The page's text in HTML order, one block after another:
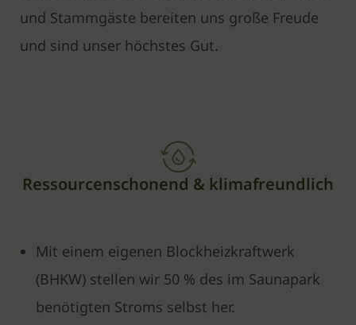
und Stammgäste bereiten uns große Freude
und sind unser höchstes Gut.
Ressourcenschonend & klimafreundlich
Mit einem eigenen Blockheizkraftwerk
(BHKW) stellen wir 50 % des im Saunapark
benötigten Stroms selbst her.